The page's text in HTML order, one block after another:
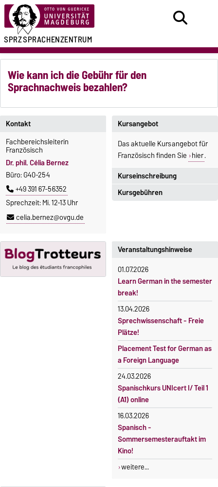
SPRZSPRACHENZENTRUM
Wie kann ich die Gebühr für den
Sprachnachweis bezahlen?
Kontakt
Fachbereichsleiterin
Französisch
Dr. phil. Célia Bernez
Büro: G40-254
+49 391 67-56352
Sprechzeit: Mi. 12-13 Uhr
celia.bernez@ovgu.de
Kurseinschreibung
Einschreibezeitraum:
OVGU-Account
Oktober 2026.
Kursteilnahme nur nach
fristgerechter Online-
Anmeldung
Kursangebot
Das aktuelle Kursangebot für
Französisch finden Sie hier.
Kursgebühren
Gebühren
Gebührenrückerstattung
Gebührenbefreiungen bei
curricularer Sprachausbildung
Gebührenbefreiung bei
Incomings
Veranstaltungshinweise
01.07.2026
Learn German in the semester
break!
13.04.2026
Sprechwissenschaft - Freie
Plätze!
Placement Test for German as
a Foreign Language
24.03.2026
Spanischkurs UNIcert I/ Teil 1
(A1) online
16.03.2026
Spanisch -
Sommersemesterauftakt im
Kino!
weitere...